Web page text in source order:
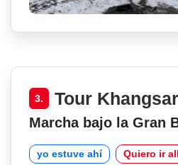
3. Tour
Marcha bajo la Gran
yo estuve ahí Quiero ir